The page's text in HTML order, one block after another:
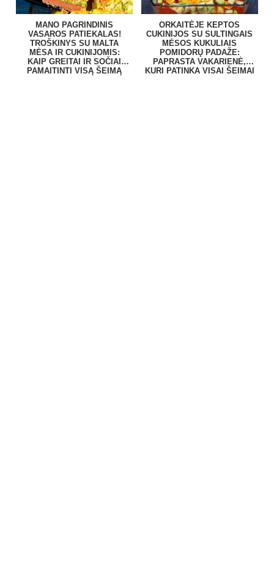
MANO PAGRINDINIS
VASAROS PATIEKALAS!
TROŠKINYS SU MALTA
MĖSA IR CUKINIJOMIS:
KAIP GREITAI IR SOČIAI
PAMAITINTI VISĄ ŠEIMĄ
ORKAITĖJE KEPTOS
CUKINIJOS SU SULTINGAIS
MĖSOS KUKULIAIS
POMIDORŲ PADAŽE:
PAPRASTA VAKARIENĖ,
KURI PATINKA VISAI ŠEIMAI